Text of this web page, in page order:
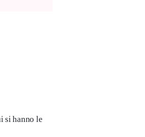
si hanno le